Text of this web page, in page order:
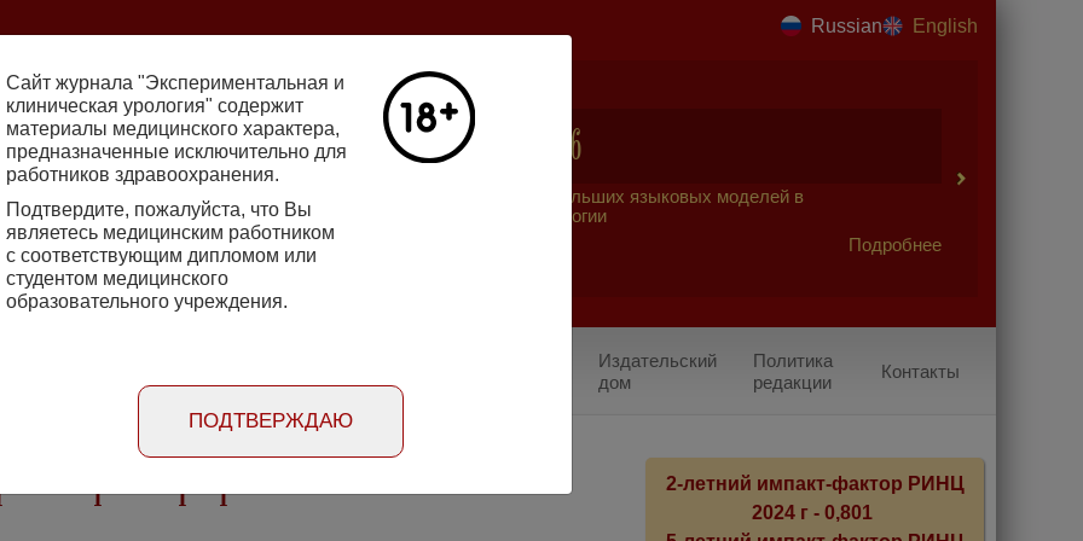
Russian English
2712-8571 10.29188/2222-8543
- основатель НИИ
исследования в НИИ
Подробнее
Номер №2, 2026
Галлюцинации больших языковых моделей в
клинической урологии
Подробнее
i klinicheskaya urologiya
для авторов
рекламодателей
Издательский
дом
Политика
редакции
Контакты
крови при различных заболеваниях
2-летний импакт-фактор РИНЦ
2024 г - 0,801
Сайт журнала "Экспериментальная и
клиническая урология" содержит
материалы медицинского характера,
предназначенные исключительно для
работников здравоохранения.
Подтвердите, пожалуйста, что Вы
являетесь медицинским работником
с соответствующим дипломом или
студентом медицинского
образовательного учреждения.
ПОДТВЕРЖДАЮ